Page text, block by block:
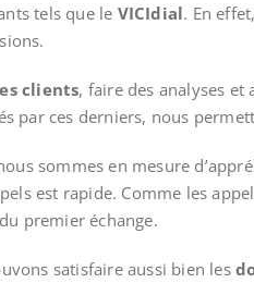
tels que le VICIdial. En
clients, faire des analyses
par ces derniers, nous
sommes en mesure
est rapide. Comme les
premier échange.
satisfaire aussi bien les